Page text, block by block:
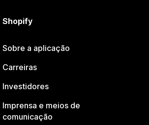
Shopify
Sobre a aplicação
Carreiras
Investidores
Imprensa e meios de
comunicação